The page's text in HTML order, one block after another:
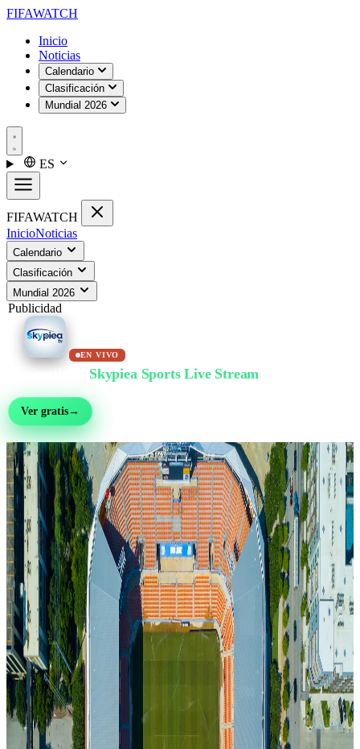
FIFAWATCH
Inicio
Noticias
Calendario
Clasificación
Mundial 2026
ES
FIFAWATCH
InicioNoticias
Calendario
Clasificación
Mundial 2026
Publicidad
EN VIVO
Skypiea Sports Live Stream
Ver gratis→